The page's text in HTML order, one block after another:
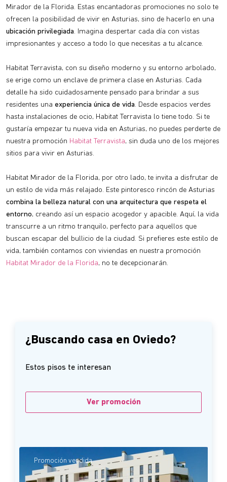
Mirador de la Florida. Estas encantadoras promociones no solo te
ofrecen la posibilidad de vivir en Asturias, sino de hacerlo en una
ubicación privilegiada. Imagina despertar cada día con vistas
impresionantes y acceso a todo lo que necesitas a tu alcance.
Habitat Terravista, con su diseño moderno y su entorno arbolado,
se erige como un enclave de primera clase en Asturias. Cada
detalle ha sido cuidadosamente pensado para brindar a sus
residentes una experiencia única de vida. Desde espacios verdes
hasta instalaciones de ocio, Habitat Terravista lo tiene todo. Si te
gustaría empezar tu nueva vida en Asturias, no puedes perderte de
nuestra promoción Habitat Terravista, sin duda uno de los mejores
sitios para vivir en Asturias.
Habitat Mirador de la Florida, por otro lado, te invita a disfrutar de
un estilo de vida más relajado. Este pintoresco rincón de Asturias
combina la belleza natural con una arquitectura que respeta el
entorno, creando así un espacio acogedor y apacible. Aquí, la vida
transcurre a un ritmo tranquilo, perfecto para aquellos que
buscan escapar del bullicio de la ciudad. Si prefieres este estilo de
vida, también contamos con viviendas en nuestra promoción
Habitat Mirador de la Florida, no te decepcionarán.
¿Buscando casa en Oviedo?
Estos pisos te interesan
Ver promoción
Promoción vendida